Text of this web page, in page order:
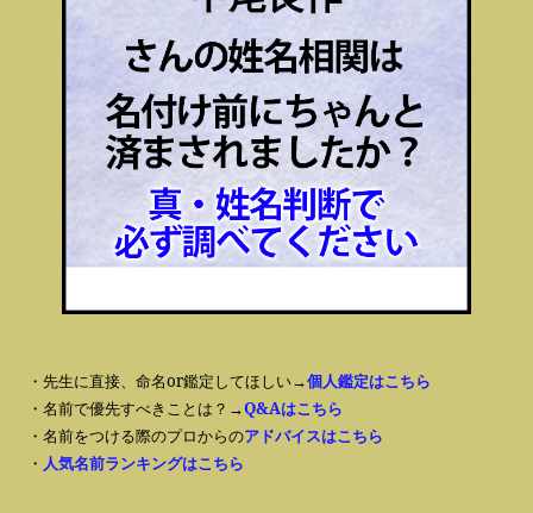
・先生に直接、命名or鑑定してほしい→個人鑑定はこちら
・名前で優先すべきことは？→Q&Aはこちら
・名前をつける際のプロからのアドバイスはこちら
・ 人気名前ランキングはこちら